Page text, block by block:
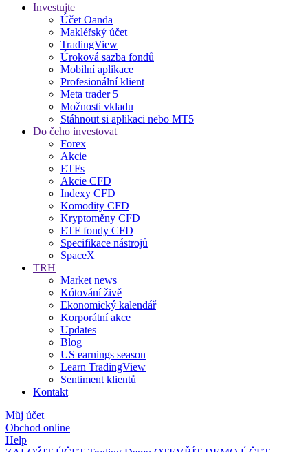
Investujte
Účet Oanda
Makléřský účet
TradingView
Úroková sazba fondů
Mobilní aplikace
Profesionální klient
Meta trader 5
Možnosti vkladu
Stáhnout si aplikaci nebo MT5
Do čeho investovat
Forex
Akcie
ETFs
Akcie CFD
Indexy CFD
Komodity CFD
Kryptoměny CFD
ETF fondy CFD
Specifikace nástrojů
SpaceX
TRH
Market news
Kótování živě
Ekonomický kalendář
Korporátní akce
Updates
Blog
US earnings season
Learn TradingView
Sentiment klientů
Kontakt
Můj účet
Obchod online
Help